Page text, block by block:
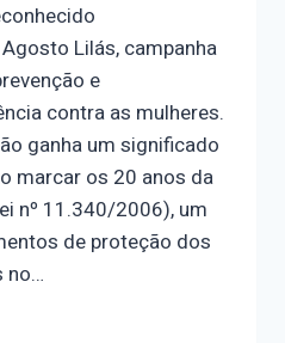
Lilás, campanha
e
contra as mulheres.
ganha um significado
marcar os 20 anos da
nº 11.340/2006), um
de proteção dos
no…